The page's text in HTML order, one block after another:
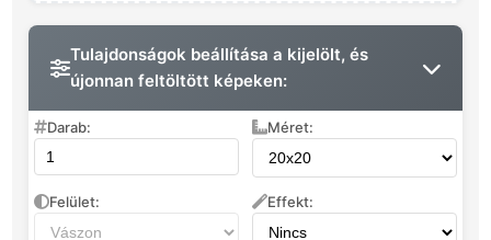
Tulajdonságok beállítása a kijelölt, és
újonnan feltöltött képeken:
Darab: Méret:
Felület: Effekt: